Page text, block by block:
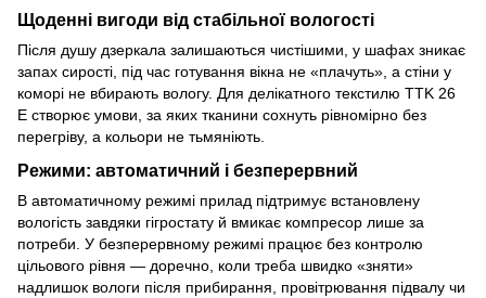
Щоденні вигоди від стабільної вологості
Після душу дзеркала залишаються чистішими, у шафах зникає
запах сирості, під час готування вікна не «плачуть», а стіни у
коморі не вбирають вологу. Для делікатного текстилю TTK 26
E створює умови, за яких тканини сохнуть рівномірно без
перегріву, а кольори не тьмяніють.
Режими: автоматичний і безперервний
В автоматичному режимі прилад підтримує встановлену
вологість завдяки гігростату й вмикає компресор лише за
потреби. У безперервному режимі працює без контролю
цільового рівня — доречно, коли треба швидко «зняти»
надлишок вологи після прибирання, провітрювання підвалу чи